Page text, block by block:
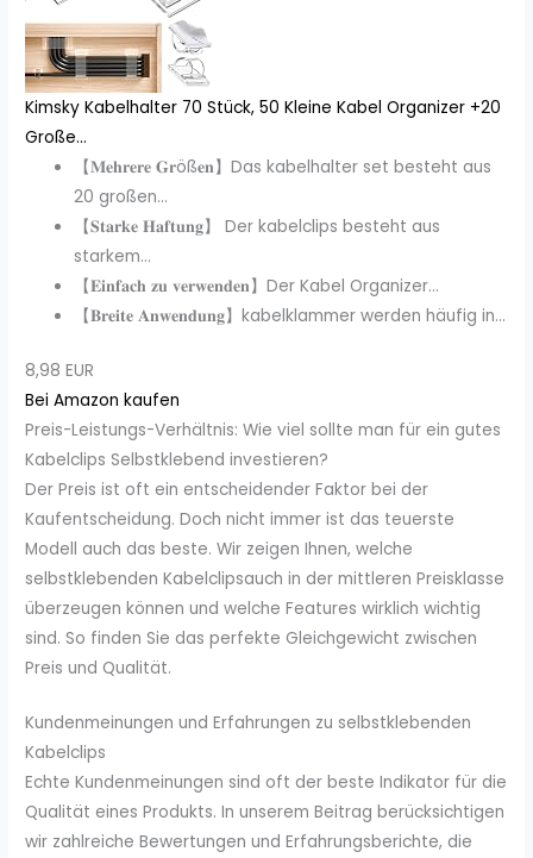
Kimsky Kabelhalter 70 Stück, 50 Kleine Kabel Organizer +20
Große...
【𝐌𝐞𝐡𝐫𝐞𝐫𝐞 𝐆𝐫öß𝐞𝐧】Das kabelhalter set besteht aus
20 großen...
【𝐒𝐭𝐚𝐫𝐤𝐞 𝐇𝐚𝐟𝐭𝐮𝐧𝐠】 Der kabelclips besteht aus
starkem...
【𝐄𝐢𝐧𝐟𝐚𝐜𝐡 𝐳𝐮 𝐯𝐞𝐫𝐰𝐞𝐧𝐝𝐞𝐧】Der Kabel Organizer...
【𝐁𝐫𝐞𝐢𝐭𝐞 𝐀𝐧𝐰𝐞𝐧𝐝𝐮𝐧𝐠】kabelklammer werden häufig in...
8,98 EUR
Bei Amazon kaufen
Preis-Leistungs-Verhältnis: Wie viel sollte man für ein gutes
Kabelclips Selbstklebend investieren?
Der Preis ist oft ein entscheidender Faktor bei der
Kaufentscheidung. Doch nicht immer ist das teuerste
Modell auch das beste. Wir zeigen Ihnen, welche
selbstklebenden Kabelclipsauch in der mittleren Preisklasse
überzeugen können und welche Features wirklich wichtig
sind. So finden Sie das perfekte Gleichgewicht zwischen
Preis und Qualität.
Kundenmeinungen und Erfahrungen zu selbstklebenden
Kabelclips
Echte Kundenmeinungen sind oft der beste Indikator für die
Qualität eines Produkts. In unserem Beitrag berücksichtigen
wir zahlreiche Bewertungen und Erfahrungsberichte, die